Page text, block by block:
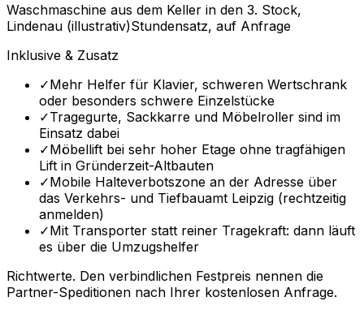
Waschmaschine aus dem Keller in den 3. Stock,
Lindenau (illustrativ)Stundensatz, auf Anfrage
Inklusive & Zusatz
✓Mehr Helfer für Klavier, schweren Wertschrank
oder besonders schwere Einzelstücke
✓Tragegurte, Sackkarre und Möbelroller sind im
Einsatz dabei
✓Möbellift bei sehr hoher Etage ohne tragfähigen
Lift in Gründerzeit-Altbauten
✓Mobile Halteverbotszone an der Adresse über
das Verkehrs- und Tiefbauamt Leipzig (rechtzeitig
anmelden)
✓Mit Transporter statt reiner Tragekraft: dann läuft
es über die Umzugshelfer
Richtwerte. Den verbindlichen Festpreis nennen die
Partner-Speditionen nach Ihrer kostenlosen Anfrage.